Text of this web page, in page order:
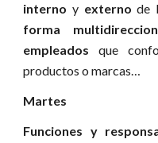
interno y externo de
forma
empleados que
productos o marcas…
Martes
Funciones y